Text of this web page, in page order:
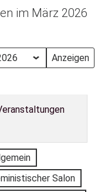
im März 2026
Salon